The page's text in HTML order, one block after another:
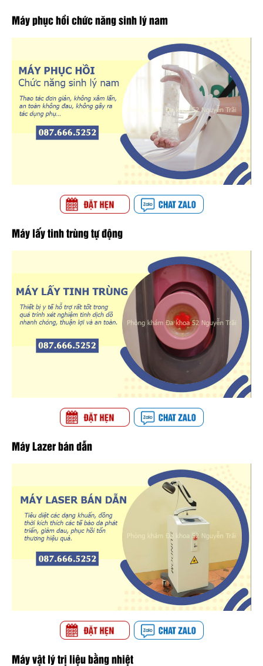
Máy phục hồi chức năng sinh lý nam
Máy lấy tinh trùng tự động
Máy Lazer bán dẫn
Máy vật lý trị liệu bằng nhiệt